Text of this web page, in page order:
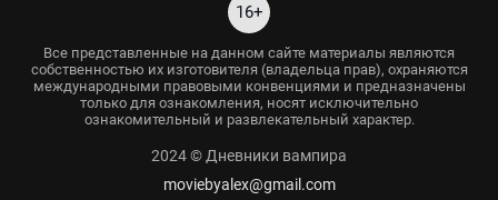
16+
Все представленные на данном сайте материалы являются
собственностью их изготовителя (владельца прав), охраняются
международными правовыми конвенциями и предназначены
только для ознакомления, носят исключительно
ознакомительный и развлекательный характер.
2024 © Дневники вампира
moviebyalex@gmail.com